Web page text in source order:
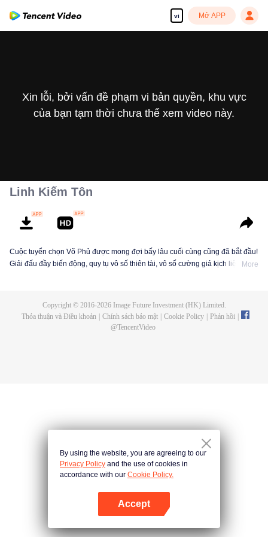
vi Mở APP
Xin lỗi, bởi vấn đề phạm vi bản quyền, khu vực
của bạn tạm thời chưa thể xem video này.
Linh Kiếm Tôn
Cuộc tuyển chọn Võ Phủ được mong đợi bấy lâu cuối cùng cũng đã bắt đầu!
Giải đấu đầy biến động, quy tụ vô số thiên tài, vô số cường giả kịch liệt đối
Sở Hành Vân sẽ làm thế nào để vượt qua mọi chông gai, không gì cản nổi
trong cuộc ám sát đầy hiểm nguy này!
More
Copyright © 2016-2026Image Future Investment (HK) Limited.
Thỏa thuận và Điều khoản
Chính sách bảo mật Cookie Policy Phản hồi
@TencentVideo
By using the website, you are agreeing to our
Privacy Policy and the use of cookies in
accordance with our Cookie Policy.
Accept